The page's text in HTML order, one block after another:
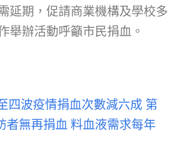
延期，促請商業機構及學校多
舉辦活動呼籲市民捐血。
四波疫情捐血次數減六成 第
者無再捐血 料血液需求每年